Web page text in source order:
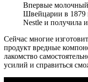
Впервые молочный
Швейцарии в 1879
Nestle и получила
Сейчас многие
продукт вредные
лакомство
усилий и справиться